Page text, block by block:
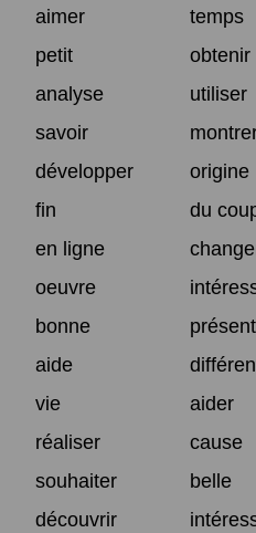
aimer
temps
petit
obtenir
analyse
utiliser
savoir
développer
origine
fin
du
en ligne
oeuvre
bonne
aide
vie
aider
réaliser
cause
souhaiter
belle
découvrir